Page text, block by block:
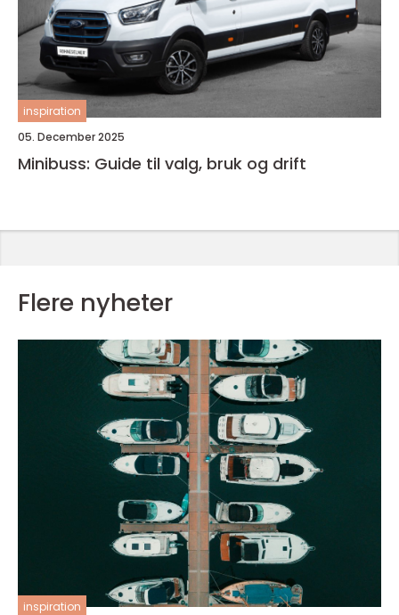
inspiration
05. December 2025
Minibuss: Guide til valg, bruk og drift
Flere nyheter
inspiration